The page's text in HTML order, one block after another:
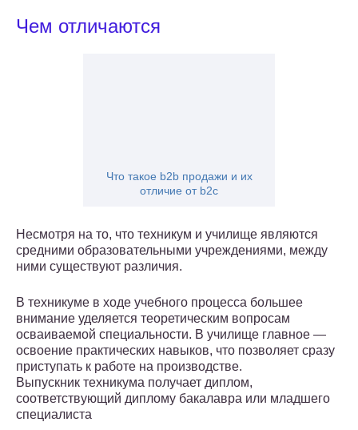
Чем отличаются
Что такое b2b продажи и их
отличие от b2c
Несмотря на то, что техникум и училище являются
средними образовательными учреждениями, между
ними существуют различия.
В техникуме в ходе учебного процесса большее
внимание уделяется теоретическим вопросам
осваиваемой специальности. В училище главное —
освоение практических навыков, что позволяет сразу
приступать к работе на производстве.
Выпускник техникума получает диплом,
соответствующий диплому бакалавра или младшего
специалиста